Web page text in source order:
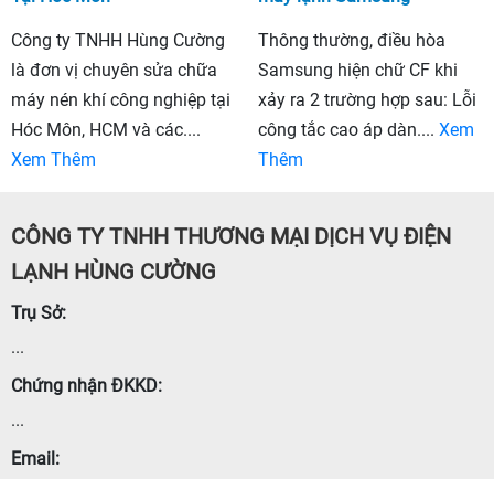
Công ty TNHH Hùng Cường
là đơn vị chuyên sửa chữa
máy nén khí công nghiệp tại
Hóc Môn, HCM và các....
Xem Thêm
Thông thường, điều hòa
Samsung hiện chữ CF khi
xảy ra 2 trường hợp sau: Lỗi
công tắc cao áp dàn.... Xem
Thêm
CÔNG TY TNHH THƯƠNG MẠI DỊCH VỤ ĐIỆN
LẠNH HÙNG CƯỜNG
Trụ Sở:
...
Chứng nhận ĐKKD:
...
Email: